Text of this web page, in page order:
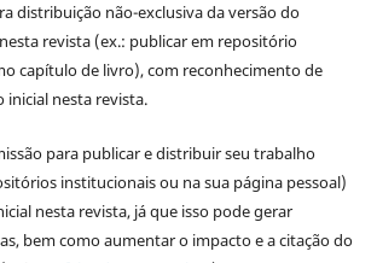
distribuição não-exclusiva da versão do
revista (ex.: publicar em repositório
capítulo de livro), com reconhecimento de
inicial nesta revista.
para publicar e distribuir seu trabalho
institucionais ou na sua página pessoal)
nesta revista, já que isso pode gerar
bem como aumentar o impacto e a citação do